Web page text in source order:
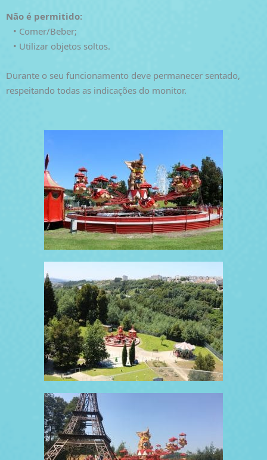
Não é permitido:
• Comer/Beber;
• Utilizar objetos soltos.
Durante o seu funcionamento deve permanecer sentado,
respeitando todas as indicações do monitor.